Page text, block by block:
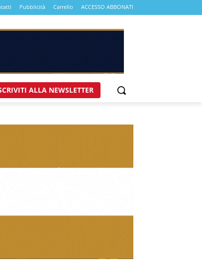
Pubblicità Carrello ACCESSO ABBONATI
ALLA NEWSLETTER